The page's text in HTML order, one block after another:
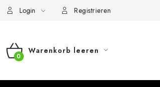
Login Registrieren
WARENKORB
Warenkorb leeren